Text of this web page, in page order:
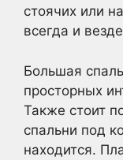
стоячих или
всегда и
Большая
просторных
Также стоит
спальни под
находится.